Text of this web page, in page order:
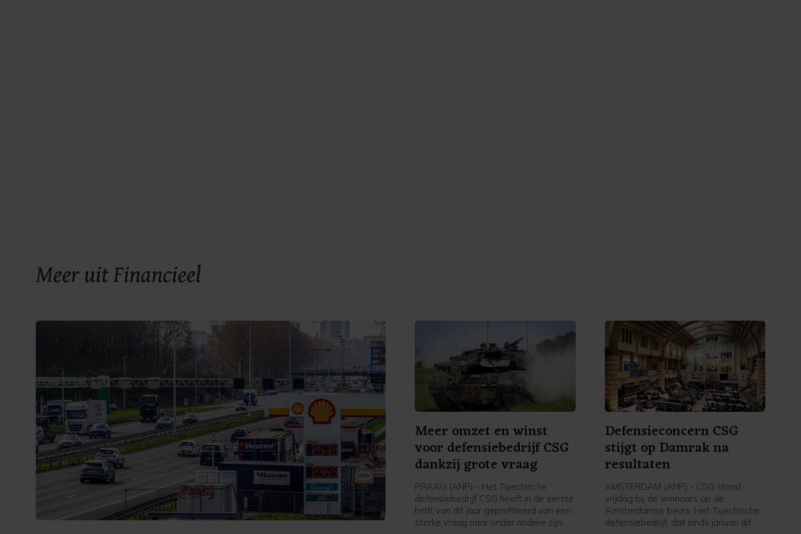
Meer uit Financieel
Meer omzet en winst
voor defensiebedrijf CSG
dankzij grote vraag
PRAAG (ANP) - Het Tsjechische
defensiebedrijf CSG heeft in de eerste
helft van dit jaar geprofiteerd van een
sterke vraag naar onder andere zijn
Defensieconcern CSG
stijgt op Damrak na
resultaten
AMSTERDAM (ANP) - CSG stond
vrijdag bij de winnaars op de
Amsterdamse beurs. Het Tsjechische
defensiebedrijf, dat sinds januari dit